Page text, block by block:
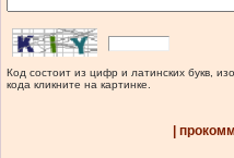
Код состоит из цифр и латинских букв,
кода кликните на картинке.
|